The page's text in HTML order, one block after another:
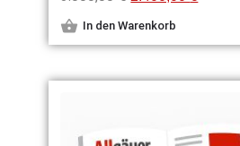
In den Warenkorb